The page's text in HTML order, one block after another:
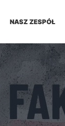
NASZ ZESPÓŁ